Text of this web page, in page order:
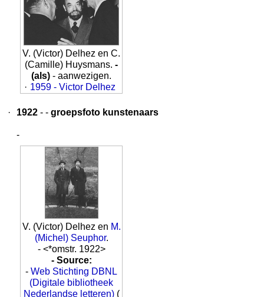
V. (Victor) Delhez en C.
(Camille) Huysmans. -
(als) - aanwezigen.
· 1959 - Victor Delhez
· 1922 - - groepsfoto kunstenaars
-
V. (Victor) Delhez en M.
(Michel) Seuphor.
- <*omstr. 1922>
- Source:
- Web Stichting DBNL
(Digitale bibliotheek
Nederlandse letteren)(